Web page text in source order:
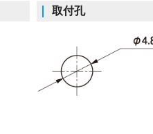
取付孔